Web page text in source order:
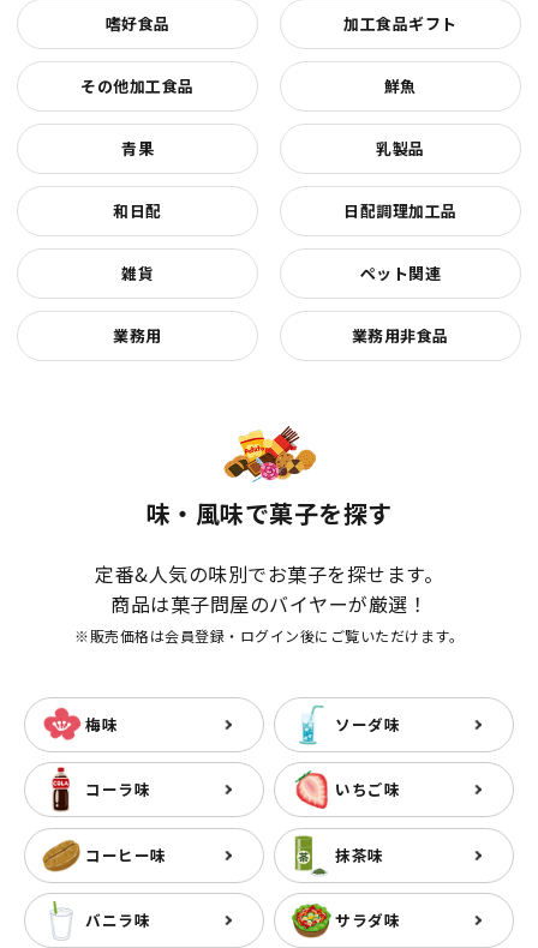
嗜好食品 加工食品ギフト
その他加工食品 鮮魚
青果 乳製品
和日配 日配調理加工品
雑貨 ペット関連
業務用 業務用非食品
味・風味で菓子を探す
定番&人気の味別でお菓子を探せます。
商品は菓子問屋のバイヤーが厳選！
※販売価格は会員登録・ログイン後にご覧いただけます。
梅味 ソーダ味
コーラ味 いちご味
コーヒー味 抹茶味
バニラ味 サラダ味